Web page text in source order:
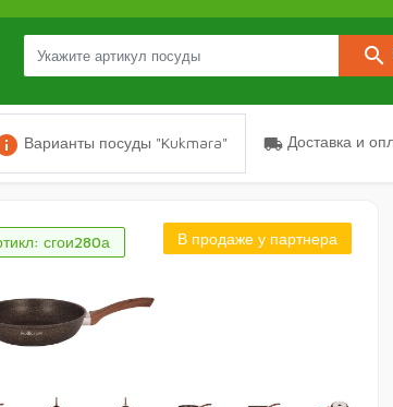
search
Варианты посуды "Kukmara" local_shipping Доставка и
сгои280а В продаже у партнера